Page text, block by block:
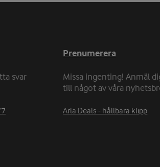
svar
Prenumerera
Missa ingenting! Anmäl
till något av våra
Arla Deals - hållbara klipp